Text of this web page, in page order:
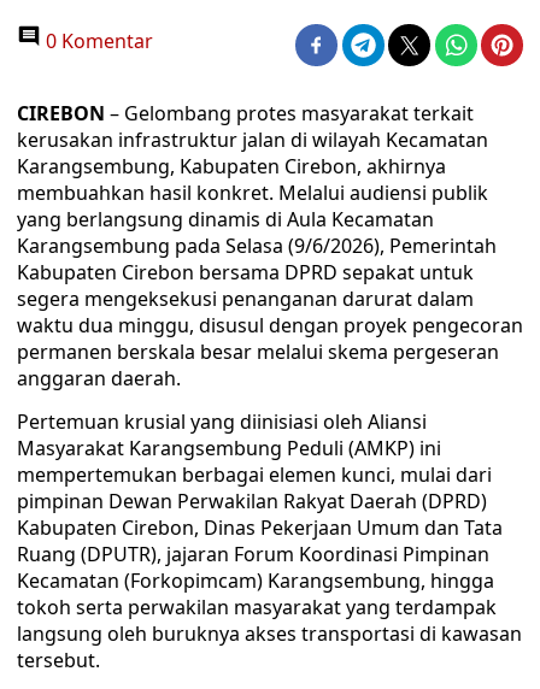
0 Komentar
CIREBON – Gelombang protes masyarakat terkait
kerusakan infrastruktur jalan di wilayah Kecamatan
Karangsembung, Kabupaten Cirebon, akhirnya
membuahkan hasil konkret. Melalui audiensi publik
yang berlangsung dinamis di Aula Kecamatan
Karangsembung pada Selasa (9/6/2026), Pemerintah
Kabupaten Cirebon bersama DPRD sepakat untuk
segera mengeksekusi penanganan darurat dalam
waktu dua minggu, disusul dengan proyek pengecoran
permanen berskala besar melalui skema pergeseran
anggaran daerah.
​Pertemuan krusial yang diinisiasi oleh Aliansi
Masyarakat Karangsembung Peduli (AMKP) ini
mempertemukan berbagai elemen kunci, mulai dari
pimpinan Dewan Perwakilan Rakyat Daerah (DPRD)
Kabupaten Cirebon, Dinas Pekerjaan Umum dan Tata
Ruang (DPUTR), jajaran Forum Koordinasi Pimpinan
Kecamatan (Forkopimcam) Karangsembung, hingga
tokoh serta perwakilan masyarakat yang terdampak
langsung oleh buruknya akses transportasi di kawasan
tersebut.